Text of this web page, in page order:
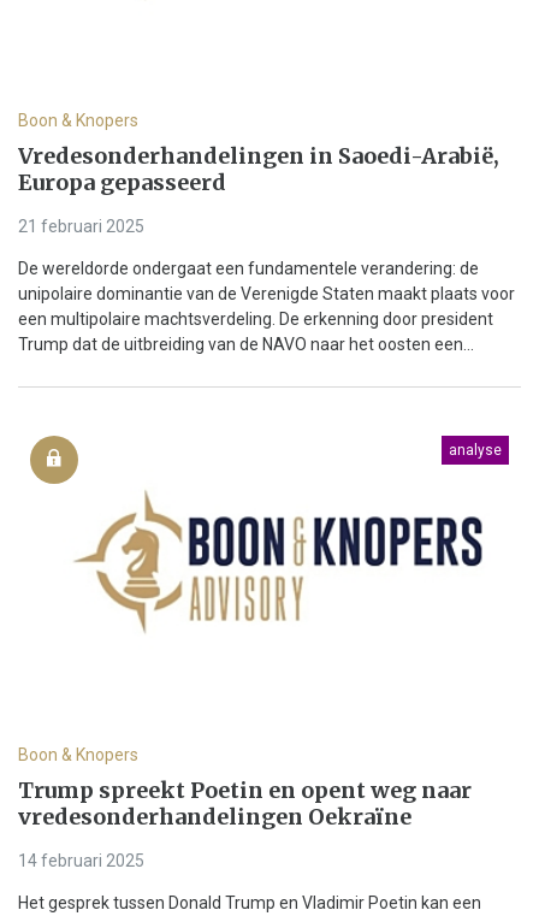
Boon & Knopers
Vredesonderhandelingen in Saoedi-Arabië,
Europa gepasseerd
21 februari 2025
De wereldorde ondergaat een fundamentele verandering: de
unipolaire dominantie van de Verenigde Staten maakt plaats voor
een multipolaire machtsverdeling. De erkenning door president
Trump dat de uitbreiding van de NAVO naar het oosten een...
analyse
Boon & Knopers
Trump spreekt Poetin en opent weg naar
vredesonderhandelingen Oekraïne
14 februari 2025
Het gesprek tussen Donald Trump en Vladimir Poetin kan een